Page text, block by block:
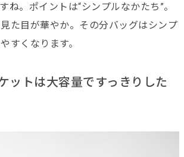
ね。ポイントは“シンプルなかたち”。
た目が華やか。その分バッグはシンプ
すくなります。
ットは大容量ですっきりした